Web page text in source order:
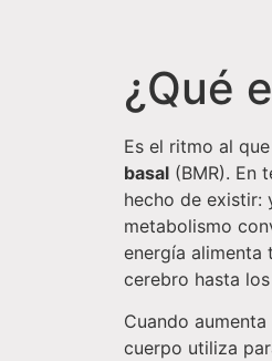
¿Qué
Es el ritmo al
basal (BMR). En
hecho de existir:
metabolismo
energía alimenta
cerebro hasta
Cuando
cuerpo utiliza